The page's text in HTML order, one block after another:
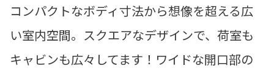
コンパクトなボディ寸法から想像を超える広
い室内空間。スクエアなデザインで、荷室も
キャビンも広々してます！ワイドな開口部の